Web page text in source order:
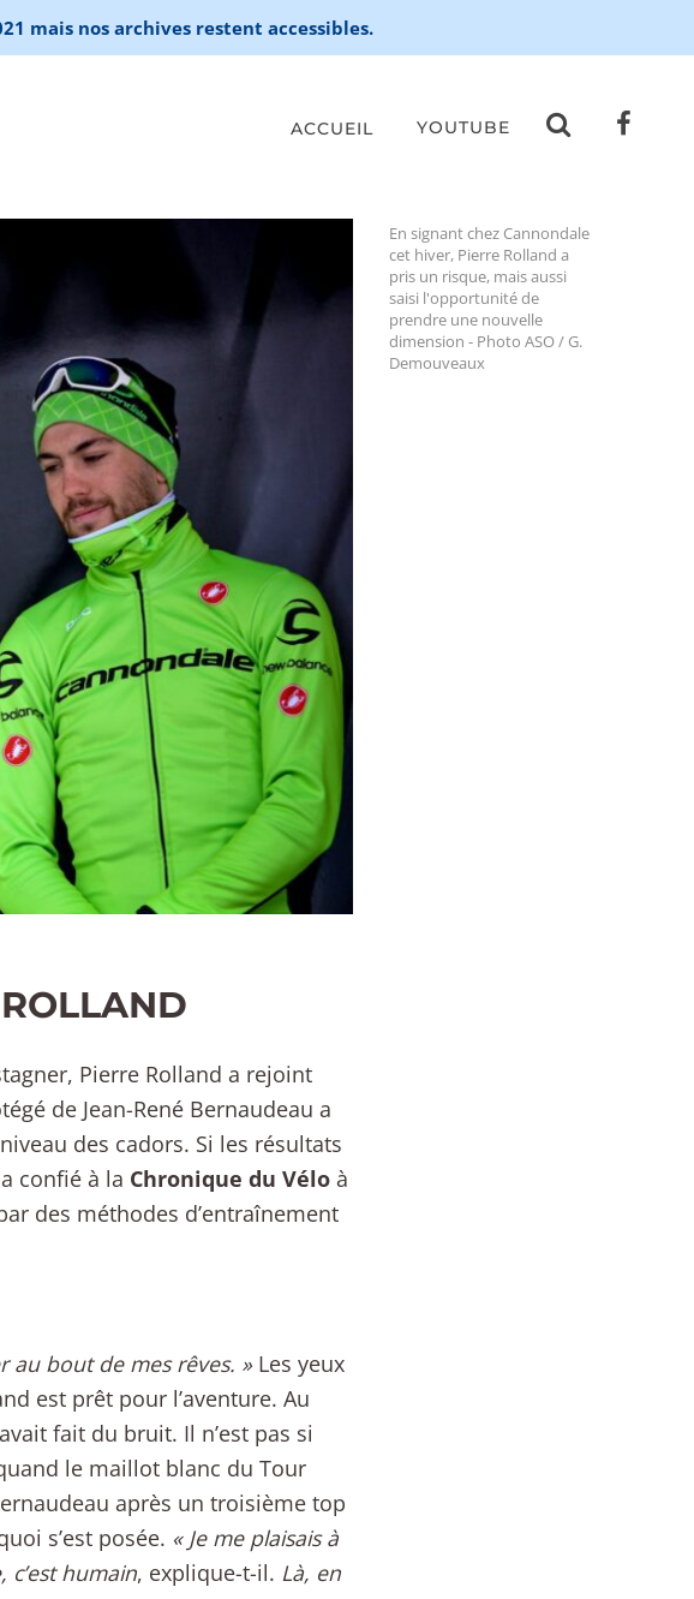
mais nos archives restent accessibles.
ACCUEIL YOUTUBE
En signant chez Cannondale
cet hiver, Pierre Rolland a
pris un risque, mais aussi
saisi l'opportunité de
prendre une nouvelle
dimension - Photo ASO / G.
Demouveaux
Pierre Rolland a rejoint
de Jean-René Bernaudeau a
des cadors. Si les résultats
confié à la Chronique du Véloà
des méthodes d’entraînement
au bout de mes rêves. »Les yeux
est prêt pour l’aventure. Au
fait du bruit. Il n’est pas si
le maillot blanc du Tour
après un troisième top
s’est posée. « Je me plaisais à
c’est humain, explique-t-il. Là, en